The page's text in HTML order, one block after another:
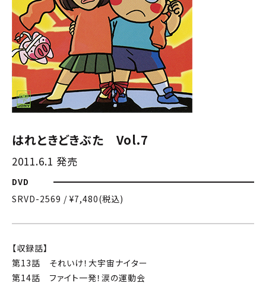
はれときどきぶた Vol.7
2011.6.1 発売
DVD
SRVD-2569 / ¥7,480(税込)
【収録話】
第13話 それいけ！大宇宙ナイター
第14話 ファイト一発！涙の運動会